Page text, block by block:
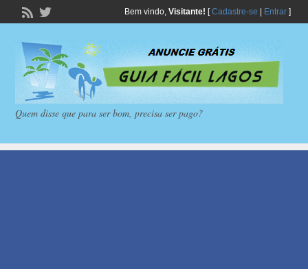
Bem vindo, Visitante! [Cadastre-se Entrar]
Quem disse que para ser bom, precisa ser pago?